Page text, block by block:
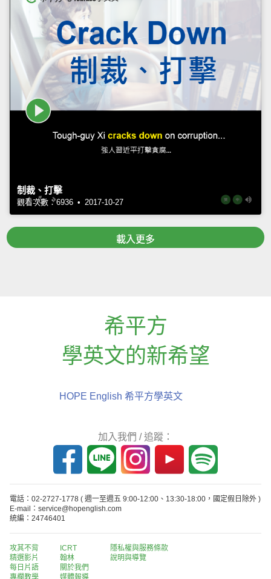
制裁、打擊
觀看次數：6936 • 2017-10-27
載入更多
希平方
學英文的新希望
HOPE English 希平方學英文
加入我們 / 追蹤：
電話：02-2727-1778 ( 週一至週五 9:00-12:00、13:30-18:00，國定假日除外 )
E-mail：service@hopenglish.com
統編：24746401
攻其不背
精選影片
每日片語
專欄教學
ICRT
翰林
關於我們
媒體報導
隱私權與服務條款
說明與導覽